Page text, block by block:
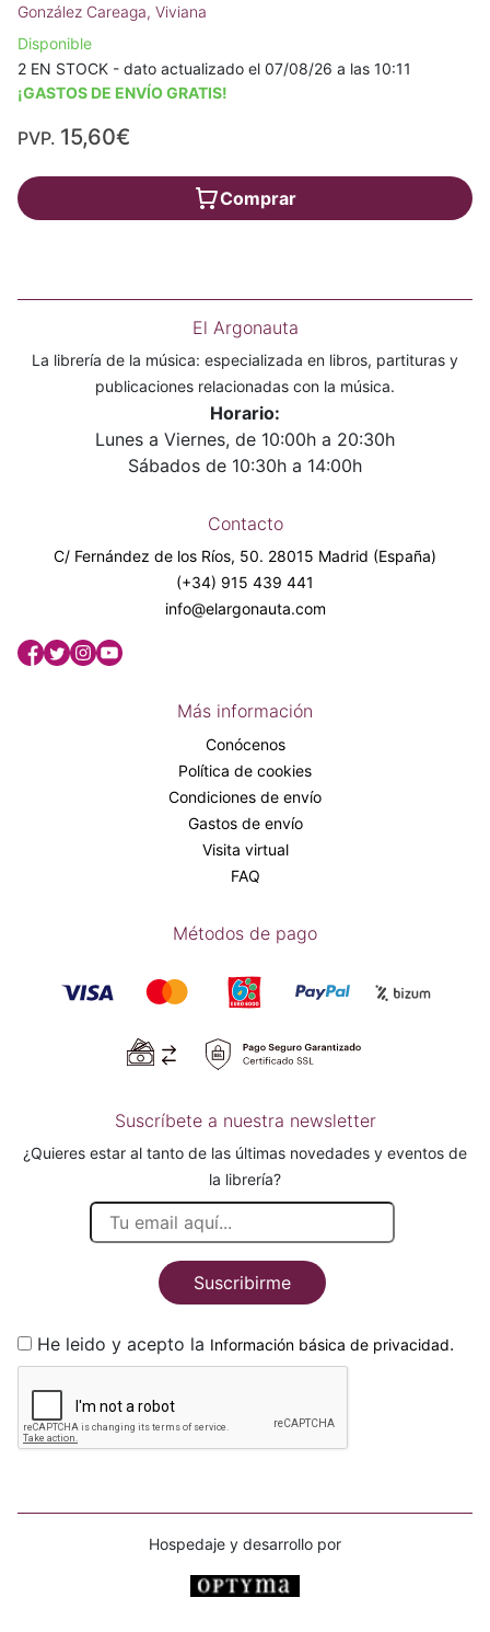
González Careaga, Viviana
Disponible
2 EN STOCK - dato actualizado el 07/08/26 a las 10:11
¡GASTOS DE ENVÍO GRATIS!
PVP. 15,60€
Comprar
El Argonauta
La librería de la música: especializada en libros, partituras y
publicaciones relacionadas con la música.
Horario:
Lunes a Viernes, de 10:00h a 20:30h
Sábados de 10:30h a 14:00h
Contacto
C/ Fernández de los Ríos, 50. 28015 Madrid (España)
(+34) 915 439 441
info@elargonauta.com
Más información
Conócenos
Política de cookies
Condiciones de envío
Gastos de envío
Visita virtual
FAQ
Métodos de pago
Suscríbete a nuestra newsletter
¿Quieres estar al tanto de las últimas novedades y eventos de
la librería?
Suscribirme
He leido y acepto la Información básica de privacidad.
Hospedaje y desarrollo por